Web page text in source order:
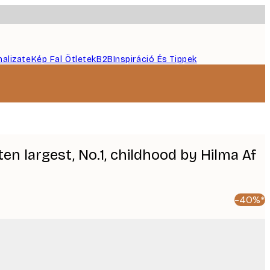
Kép Fal ÖtletekB2BInspiráció És Tippek
largest, No.1, childhood by Hilma Af
-40%*